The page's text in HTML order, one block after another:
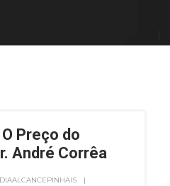
Preço do
André Corrêa